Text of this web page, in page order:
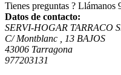
Tienes preguntas ? Llámanos
Datos de contacto:
SERVI-HOGAR TARRACO
C/ Montblanc , 13 BAJOS
43006 Tarragona
977203131